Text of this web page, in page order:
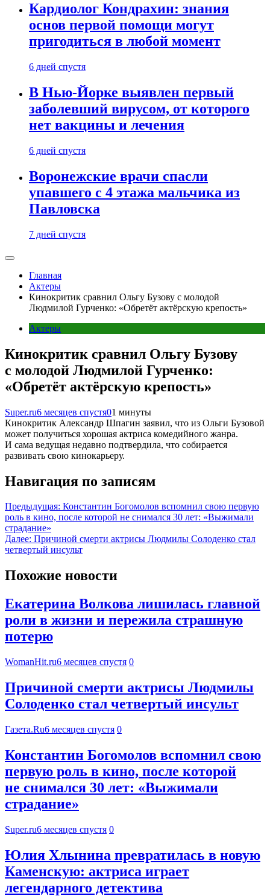
Кардиолог Кондрахин: знания
основ первой помощи могут
пригодиться в любой момент
6 дней спустя
В Нью-Йорке выявлен первый
заболевший вирусом, от которого
нет вакцины и лечения
6 дней спустя
Воронежские врачи спасли
упавшего с 4 этажа мальчика из
Павловска
7 дней спустя
Главная
Актеры
Кинокритик сравнил Ольгу Бузову с молодой
Людмилой Гурченко: «Обретёт актёрскую крепость»
Актеры
Кинокритик сравнил Ольгу Бузову
с молодой Людмилой Гурченко:
«Обретёт актёрскую крепость»
Super.ru6 месяцев спустя01 минуты
Кинокритик Александр Шпагин заявил, что из Ольги Бузовой
может получиться хорошая актриса комедийного жанра.
И сама ведущая недавно подтвердила, что собирается
развивать свою кинокарьеру.
Навигация по записям
Предыдущая: Константин Богомолов вспомнил свою первую
роль в кино, после которой не снимался 30 лет: «Выжимали
страдание»
Далее: Причиной смерти актрисы Людмилы Солоденко стал
четвертый инсульт
Похожие новости
Екатерина Волкова лишилась главной
роли в жизни и пережила страшную
потерю
WomanHit.ru6 месяцев спустя 0
Причиной смерти актрисы Людмилы
Солоденко стал четвертый инсульт
Газета.Ru6 месяцев спустя 0
Константин Богомолов вспомнил свою
первую роль в кино, после которой
не снимался 30 лет: «Выжимали
страдание»
Super.ru6 месяцев спустя 0
Юлия Хлынина превратилась в новую
Каменскую: актриса играет
легендарного детектива